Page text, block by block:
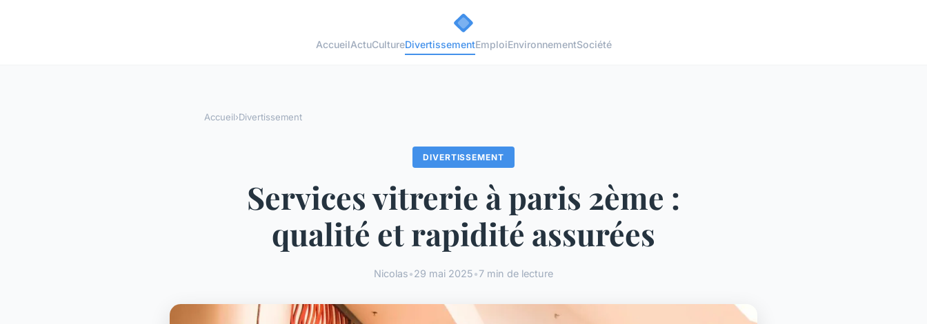
AccueilActuCultureDivertissementEmploiEnvironnementSociété
Accueil›Divertissement
DIVERTISSEMENT
Services vitrerie à paris 2ème :
qualité et rapidité assurées
Nicolas•29 mai 2025•7 min de lecture